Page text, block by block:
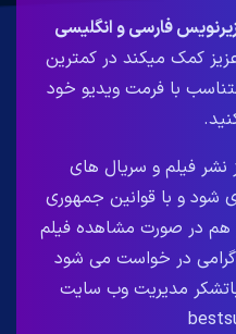
فارسی و انگلیسی
کمک میکند در کمترین
با فرمت ویدیو خود
فیلم و سریال های
شود و با قوانین جمهوری
هم در صورت مشاهده فیلم
گرامی در خواست می شود
مدیریت وب سایت